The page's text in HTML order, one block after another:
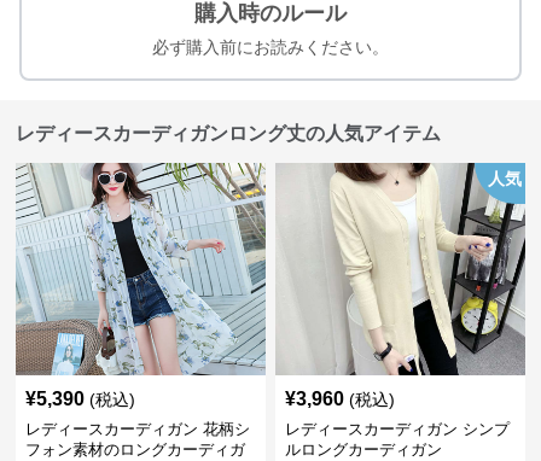
購入時のルール
必ず購入前にお読みください。
レディースカーディガンロング丈の人気アイテム
¥5,390 (税込)
レディースカーディガン 花柄シ
フォン素材のロングカーディガ
人気
¥3,960 (税込)
レディースカーディガン シンプ
ルロングカーディガン